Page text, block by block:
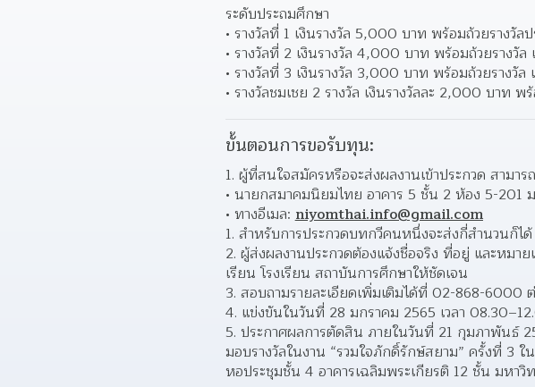
ระดับประถมศึกษา
รางวัลที่ 1 เงินรางวัล 5,000 บาท พร้อมถ้วยรางวัล
รางวัลที่ 2 เงินรางวัล 4,000 บาท พร้อมถ้วยรางวัล
รางวัลที่ 3 เงินรางวัล 3,000 บาท พร้อมถ้วยรางวัล
รางวัลชมเชย 2 รางวัล เงินรางวัลละ 2,000 บาท พ
ขั้นตอนการขอรับทุน:
ผู้ที่สนใจสมัครหรือจะส่งผลงานเข้าประกวด สาม
นายกสมาคมนิยมไทย อาคาร 5 ชั้น 2 ห้อง 5-201
ทางอีเมล: niyomthai.info@gmail.com
สำหรับการประกวดบทกวีคนหนึ่งจะส่งกี่สำนวนก็ได้
ผู้ส่งผลงานประกวดต้องแจ้งชื่อจริง ที่อยู่ และหม
เรียน โรงเรียน สถาบันการศึกษาให้ชัดเจน
สอบถามรายละเอียดเพิ่มเติมได้ที่ 02-868-6000
แข่งขันในวันที่ 28 มกราคม 2565 เวลา
ประกาศผลการตัดสิน ภายในวันที่ 21 กุมภาพันธ์
มอบรางวัลในงาน “รวมใจภักดิ์รักษ์สยาม” ครั้งที่ 3
หอประชุมชั้น 4 อาคารเฉลิมพระเกียรติ 12 ชั้น มหา